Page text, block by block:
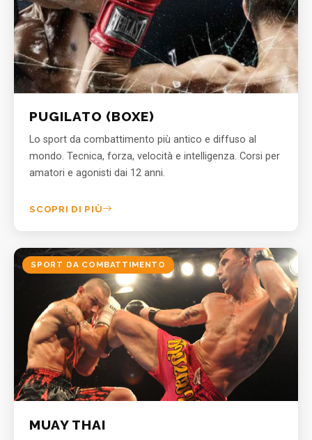
PUGILATO (BOXE)
Lo sport da combattimento più antico e diffuso al
mondo. Tecnica, forza, velocità e intelligenza. Corsi per
amatori e agonisti dai 12 anni.
SCOPRI DI PIÙ
SPORT DA COMBATTIMENTO
MUAY THAI